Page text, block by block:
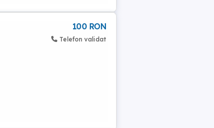
100 RON
Telefon validat